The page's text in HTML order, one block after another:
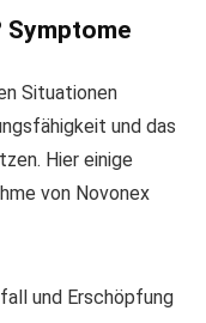
Symptome
Situationen
und das
Hier einige
von Novonex
und Erschöpfung